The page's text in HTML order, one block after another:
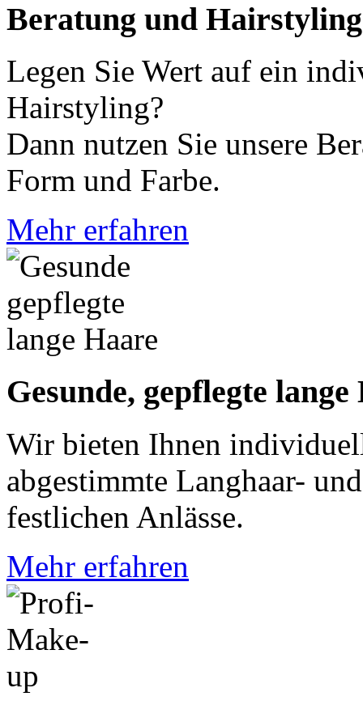
Beratung und Hairstyling
Legen Sie Wert auf ein
Hairstyling?
Dann nutzen Sie unsere
Form und Farbe.
Mehr erfahren
Gesunde, gepflegte lange
Wir bieten Ihnen
abgestimmte Langhaar-
festlichen Anlässe.
Mehr erfahren